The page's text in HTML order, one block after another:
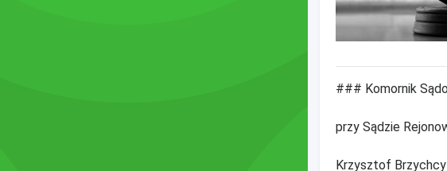
### Komornik
przy Sądzie
Krzysztof Brzychcy